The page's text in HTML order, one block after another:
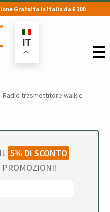
Gratuita in Italia da € 100
IT
Radio trasmettitore walkie
5% DI SCONTO
PROMOZIONI!